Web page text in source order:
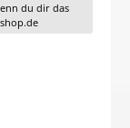
du dir das